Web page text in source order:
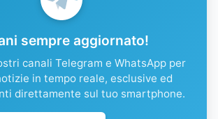
sempre aggiornato!
canali Telegram e WhatsApp per
in tempo reale, esclusive ed
direttamente sul tuo smartphone.